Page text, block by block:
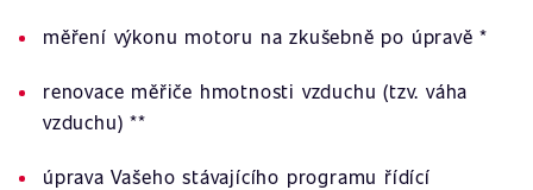
měření výkonu motoru na zkušebně po úpravě *
renovace měřiče hmotnosti vzduchu (tzv. váha
vzduchu) **
úprava Vašeho stávajícího programu řídící